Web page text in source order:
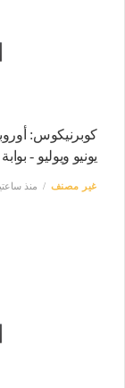
كوبرنيكوس:
يونيو ويوليو -
غير مصنف منذ